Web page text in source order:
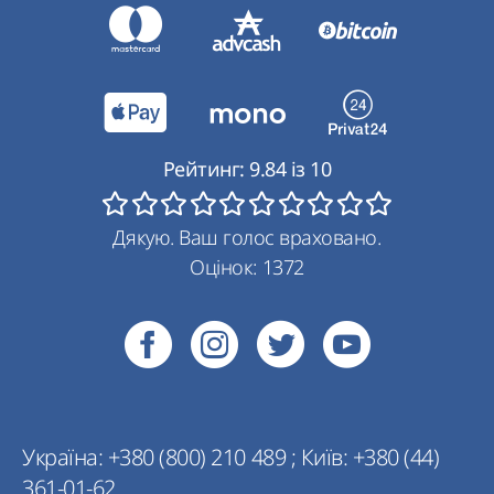
Україна: +380 (800) 210 489; Київ: +380 (44)
361-01-62
Рейтинг: 9.84із 10
Дякую. Ваш голос враховано.
Оцінок: 1372